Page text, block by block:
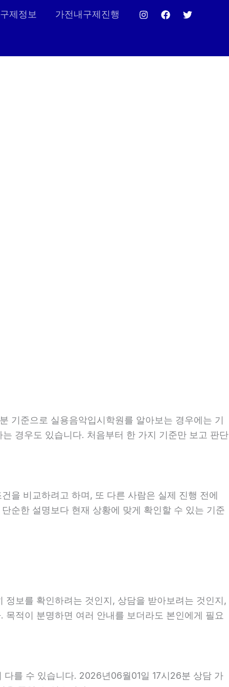
제정보 가전내구제진행
기준으로 실용음악입시학원를 알아보는 경우에는 기
경우도 있습니다. 처음부터 한 가지 기준만 보고 판단
을 비교하려고 하며, 또 다른 사람은 실제 진행 전에
순한 설명보다 현재 상황에 맞게 확인할 수 있는 기준
보를 확인하려는 것인지, 상담을 받아보려는 것인지,
적이 분명하면 여러 안내를 보더라도 본인에게 필요
를 수 있습니다. 2026년06월01일 17시26분 상담 가